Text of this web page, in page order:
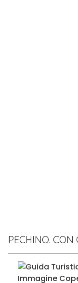
PECHINO. CON